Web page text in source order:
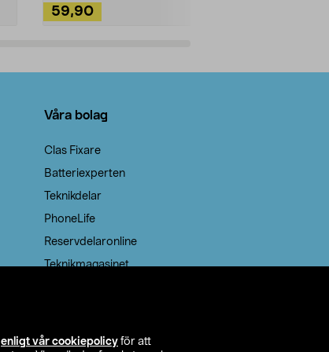
enligt vår cookiepolicy för att
59,90
Våra bolag
Clas Fixare
Batteriexperten
Teknikdelar
PhoneLife
Reservdelaronline
Teknikmagasinet